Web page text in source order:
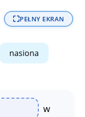
⛶PEŁNY EKRAN
nasiona
w